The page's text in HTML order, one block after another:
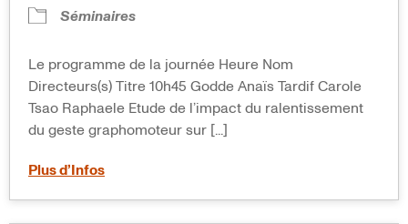
Séminaires
Le programme de la journée Heure Nom
Directeurs(s) Titre 10h45 Godde Anaïs Tardif Carole
Tsao Raphaele Etude de l’impact du ralentissement
du geste graphomoteur sur [...]
Plus d’Infos